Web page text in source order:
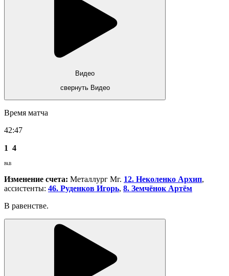
Видео
свернуть Видео
Время матча
42:47
1 4
РАВ
Изменение счета: Металлург Мг. 12. Неколенко Архип,
ассистенты: 46. Руденков Игорь, 8. Земчёнок Артём
В равенстве.